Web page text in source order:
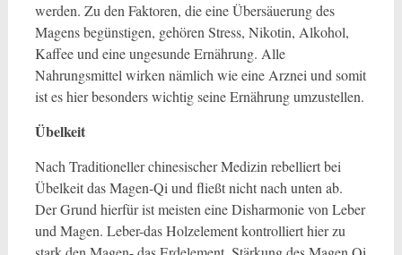
werden. Zu den Faktoren, die eine Übersäuerung des
Magens begünstigen, gehören Stress, Nikotin, Alkohol,
Kaffee und eine ungesunde Ernährung. Alle
Nahrungsmittel wirken nämlich wie eine Arznei und somit
ist es hier besonders wichtig seine Ernährung umzustellen.
Übelkeit
Nach Traditioneller chinesischer Medizin rebelliert bei
Übelkeit das Magen-Qi und fließt nicht nach unten ab.
Der Grund hierfür ist meisten eine Disharmonie von Leber
und Magen. Leber-das Holzelement kontrolliert hier zu